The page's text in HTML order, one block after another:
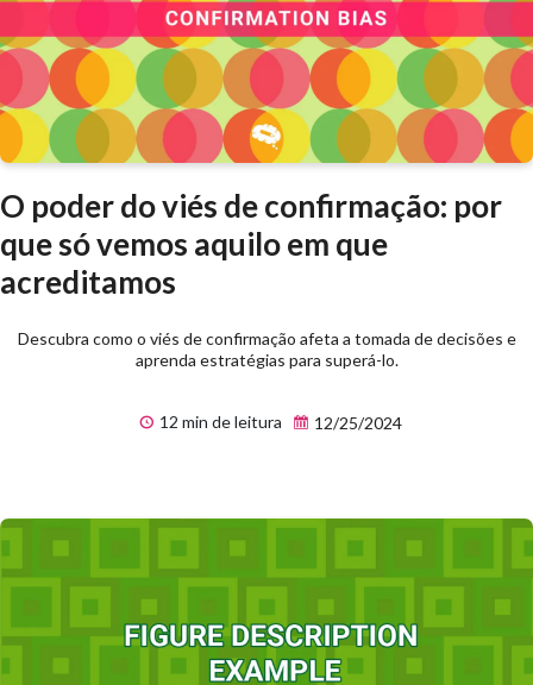
O poder do viés de confirmação: por
que só vemos aquilo em que
acreditamos
Descubra como o viés de confirmação afeta a tomada de decisões e
aprenda estratégias para superá-lo.
12 min de leitura 12/25/2024